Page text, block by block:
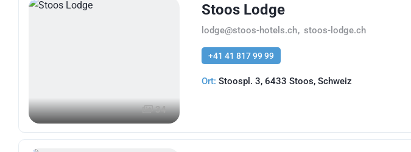
34
Stoos Lodge
lodge@stoos-hotels.ch, stoos-lodge.ch
+41 41 817 99 99
Ort: Stoospl. 3, 6433 Stoos, Schweiz